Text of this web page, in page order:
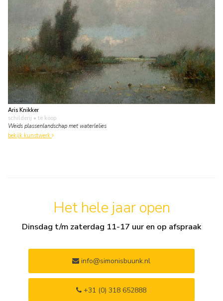
Aris Knikker
schilderij • te koop
Weids plassenlandschap met waterlelies
bekijk kunstwerk
Het hele jaar open
Dinsdag t/m zaterdag 11-17 uur en op afspraak
info@simonisbuunk.nl
+31 (0) 318 652888